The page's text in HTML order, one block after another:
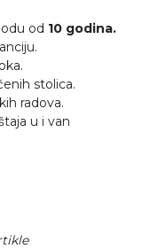
od 10 godina.
stolica.
radova.
u i van